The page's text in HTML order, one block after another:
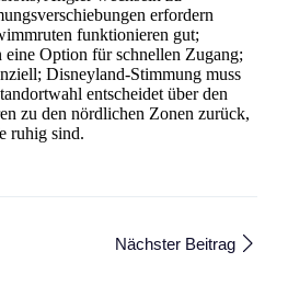
erfordern
funktionieren gut;
Option für schnellen Zugang;
Disneyland-Stimmung muss
entscheidet über den
zu den nördlichen Zonen zurück,
ruhig sind.
Nächster Beitrag